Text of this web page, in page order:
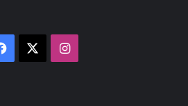
Facebook Instagram